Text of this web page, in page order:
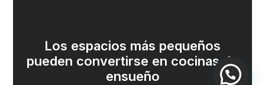
Los espacios más pequeños
pueden convertirse en cocinas de
ensueño